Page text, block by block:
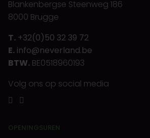
Blankenbergse Steenweg 186
8000 Brugge
T. +32(0)50 32 39 72
E. info@neverland.be
BTW. BE0518960193
Volg ons op social media
OPENINGSUREN